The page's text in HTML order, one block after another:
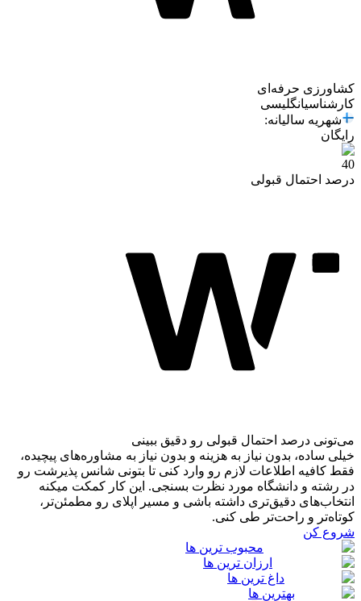
کشاورزی حرفه‌ای
کارشناسیانگلیسی
شهریه سالیانه:
رایگان
40
درصد احتمال قبولی
می‌تونی درصد احتمال قبولی رو دقیق ببینی
خیلی ساده، بدون نیاز به هزینه و بدون نیاز به مشاوره‌های پیچیده،
فقط کافیه اطلاعات لازم رو وارد کنی تا بتونی شانس پذیرشت رو
در رشته و دانشگاه مورد نظرت بسنجی. این کار کمکت میکنه
انتخاب‌های دقیق‌تری داشته باشی و مسیر اپلای رو مطمئن‌تر،
کوتاه‌تر و راحت‌تر طی کنی.
شروع کن
محبوب ترین ها
ارزان ترین ها
داغ ترین ها
بهترین ها